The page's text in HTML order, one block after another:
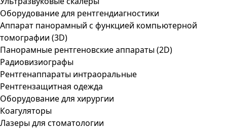
Оборудование для рентгендиагностики
Аппарат панорамный с функцией компьютерной
томографии (3D)
Панорамные рентгеновские аппараты (2D)
Радиовизиографы
Рентгенаппараты интраоральные
Рентгензащитная одежда
Оборудование для хирургии
Коагуляторы
Лазеры для стоматологии